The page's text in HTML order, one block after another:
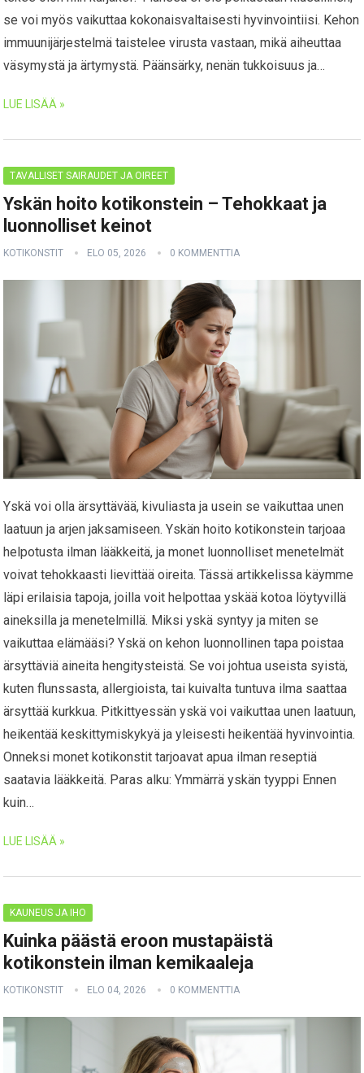
se voi myös vaikuttaa kokonaisvaltaisesti hyvinvointiisi. Kehon
immuunijärjestelmä taistelee virusta vastaan, mikä aiheuttaa
väsymystä ja ärtymystä. Päänsärky, nenän tukkoisuus ja…
LUE LISÄÄ »
TAVALLISET SAIRAUDET JA OIREET
Yskän hoito kotikonstein – Tehokkaat ja
luonnolliset keinot
KOTIKONSTIT ELO 05, 2026 0 KOMMENTTIA
Yskä voi olla ärsyttävää, kivuliasta ja usein se vaikuttaa unen
laatuun ja arjen jaksamiseen. Yskän hoito kotikonstein tarjoaa
helpotusta ilman lääkkeitä, ja monet luonnolliset menetelmät
voivat tehokkaasti lievittää oireita. Tässä artikkelissa käymme
läpi erilaisia tapoja, joilla voit helpottaa yskää kotoa löytyvillä
aineksilla ja menetelmillä. Miksi yskä syntyy ja miten se
vaikuttaa elämääsi? Yskä on kehon luonnollinen tapa poistaa
ärsyttäviä aineita hengitysteistä. Se voi johtua useista syistä,
kuten flunssasta, allergioista, tai kuivalta tuntuva ilma saattaa
ärsyttää kurkkua. Pitkittyessän yskä voi vaikuttaa unen laatuun,
heikentää keskittymiskykyä ja yleisesti heikentää hyvinvointia.
Onneksi monet kotikonstit tarjoavat apua ilman reseptiä
saatavia lääkkeitä. Paras alku: Ymmärrä yskän tyyppi Ennen
kuin…
LUE LISÄÄ »
KAUNEUS JA IHO
Kuinka päästä eroon mustapäistä
kotikonstein ilman kemikaaleja
KOTIKONSTIT ELO 04, 2026 0 KOMMENTTIA